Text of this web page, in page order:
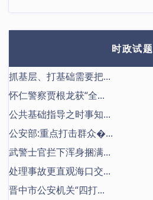
时政试题
抓基层、打基础需要把...
怀仁警察贾根龙获“全...
公共基础指导之时事知...
公安部:重点打击群众�...
武警士官拦下浑身捆满...
处理事故更直观海口交...
晋中市公安机关“四打...